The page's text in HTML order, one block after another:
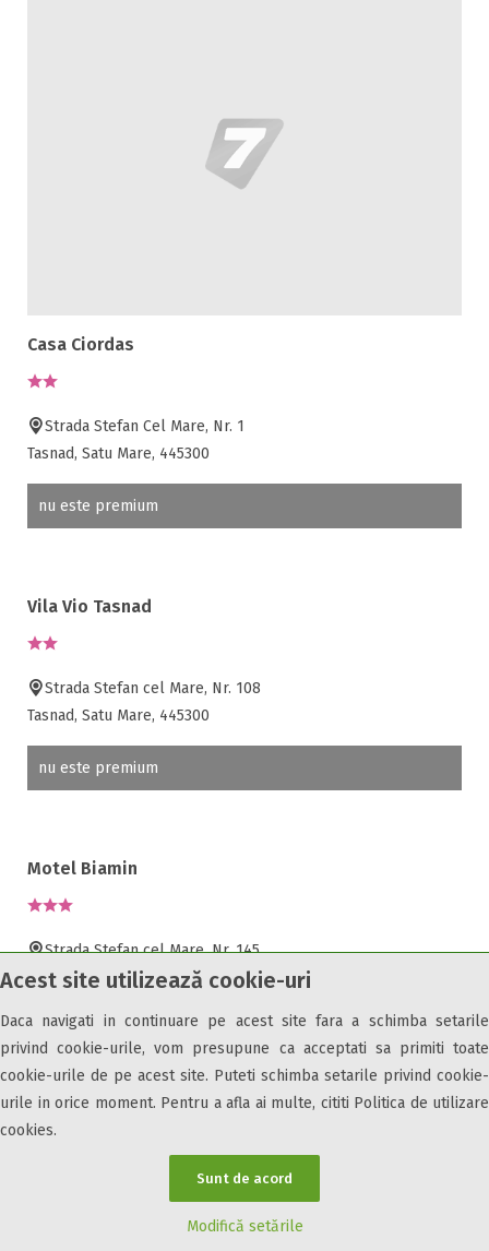
Acest site utilizează cookie-uri
Daca navigati in continuare pe acest site fara a schimba setarile
privind cookie-urile, vom presupune ca acceptati sa primiti toate
cookie-urile de pe acest site. Puteti schimba setarile privind cookie-
urile in orice moment. Pentru a afla ai multe, cititi Politica de utilizare
cookies.
Sunt de acord
Modifică setările
Casa Ciordas
Strada Stefan Cel Mare, Nr. 1
Tasnad, Satu Mare, 445300
nu este premium
Vila Vio Tasnad
Strada Stefan cel Mare, Nr. 108
Tasnad, Satu Mare, 445300
nu este premium
Motel Biamin
Strada Stefan cel Mare, Nr. 145
Tasnad, Satu Mare, 445300
nu este premium
Vila Tineretului